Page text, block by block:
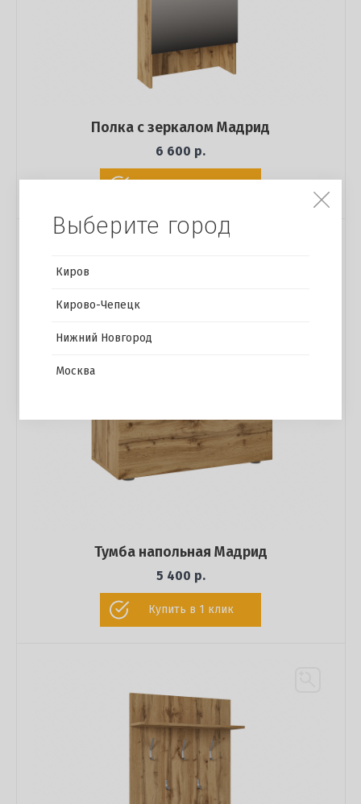
Полка с зеркалом Мадрид
6 600 р.
Тумба напольная Мадрид
5 400 р.
Купить в 1 клик
Выберите город
Киров
Кирово-Чепецк
Нижний Новгород
Москва